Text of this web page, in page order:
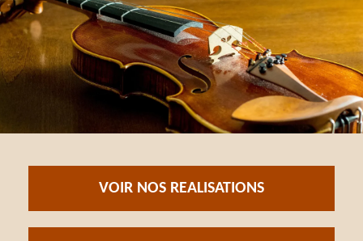
VOIR NOS REALISATIONS